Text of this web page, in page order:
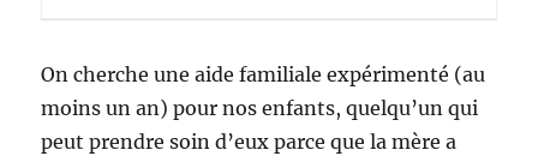
On cherche une aide familiale expérimenté (au
moins un an) pour nos enfants, quelqu’un qui
peut prendre soin d’eux parce que la mère a